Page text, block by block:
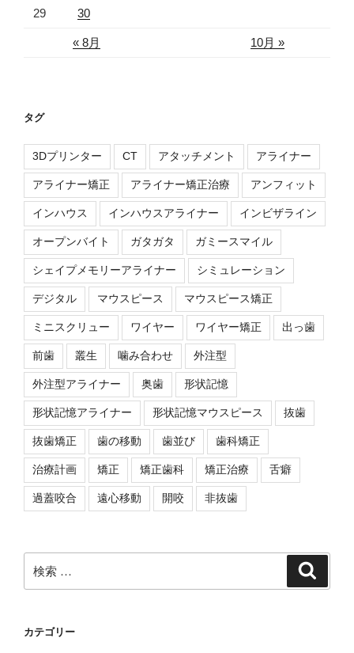
« 8月 10月 »
29 30
タグ
3Dプリンター CT アタッチメント アライナー
アライナー矯正 アライナー矯正治療 アンフィット
インハウス インハウスアライナー インビザライン
オープンバイト ガタガタ ガミースマイル
シェイプメモリーアライナー シミュレーション
デジタル マウスピース マウスピース矯正
ミニスクリュー ワイヤー ワイヤー矯正 出っ歯
前歯 叢生 噛み合わせ 外注型
外注型アライナー 奥歯 形状記憶
形状記憶アライナー 形状記憶マウスピース 抜歯
抜歯矯正 歯の移動 歯並び 歯科矯正
治療計画 矯正 矯正歯科 矯正治療 舌癖
過蓋咬合 遠心移動 開咬 非抜歯
索:
カテゴリー